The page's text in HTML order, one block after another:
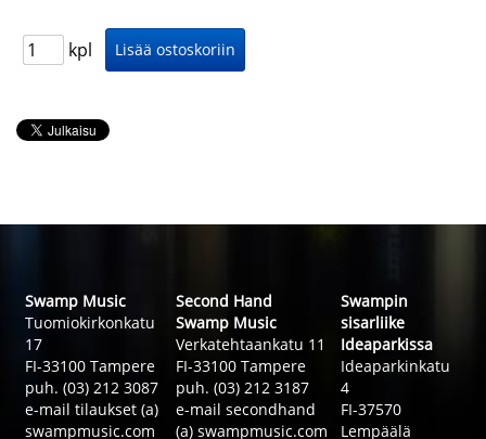
kpl
Swamp Music
Tuomiokirkonkatu
17
FI-33100 Tampere
puh. (03) 212 3087
e-mail tilaukset (a)
swampmusic.com
Second Hand
Swamp Music
Verkatehtaankatu 11
FI-33100 Tampere
puh. (03) 212 3187
e-mail secondhand
(a) swampmusic.com
Swampin
sisarliike
Ideaparkissa
Ideaparkinkatu
4
FI-37570
Lempäälä